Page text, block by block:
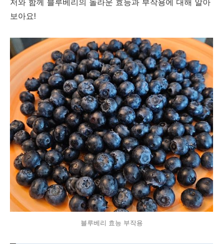
저와 함께 블루베리의 놀라운 효능과 부작용에 대해 알아
보아요!
블루베리 효능 부작용